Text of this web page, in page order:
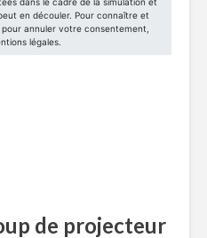
de projecteur